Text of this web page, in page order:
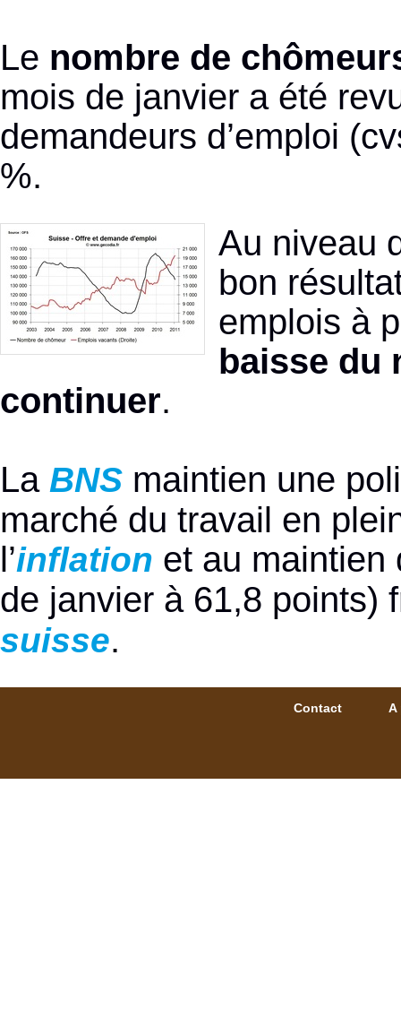
Le nombre de
mois de janvier a été
demandeurs d’emploi
%.
Au niveau
bon
emplois à
baisse du
continuer.
La BNS maintien une
marché du travail en
l’inflation et au maintien
de janvier à 61,8 points)
suisse.
Contact A